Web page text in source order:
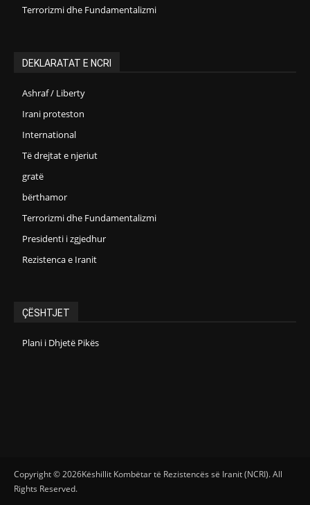
Terrorizmi dhe Fundamentalizmi
DEKLARATAT E NCRI
Ashraf / Liberty
Irani proteston
International
Të drejtat e njeriut
gratë
bërthamor
Terrorizmi dhe Fundamentalizmi
Presidenti i zgjedhur
Rezistenca e Iranit
ÇËSHTJET
Plani i Dhjetë Pikës
Copyright © 2026Këshillit Kombëtar të Rezistencës së Iranit (NCRI). All
Rights Reserved.